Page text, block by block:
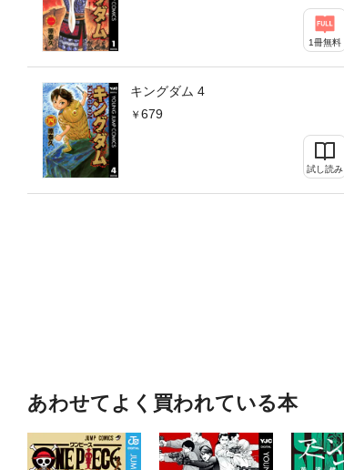
1冊無料
キングダム 4
679
試し読み
あわせてよく買われている本